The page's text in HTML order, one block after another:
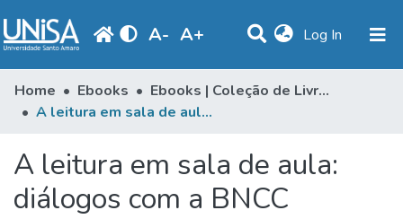
A- A+ Log In (current)
Communities & Collections
Browse
Produção Docente
Home Ebooks
Ebooks | Coleção de Livros
A leitura em sala de aula: diálogos com a BNCC
A leitura em sala de aula:
diálogos com a BNCC